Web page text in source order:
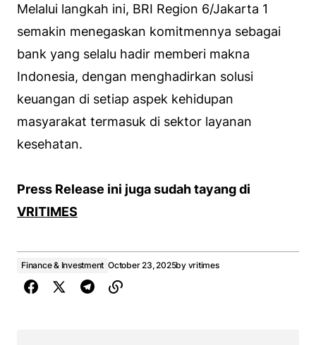
Melalui langkah ini, BRI Region 6/Jakarta 1
semakin menegaskan komitmennya sebagai
bank yang selalu hadir memberi makna
Indonesia, dengan menghadirkan solusi
keuangan di setiap aspek kehidupan
masyarakat termasuk di sektor layanan
kesehatan.
Press Release ini juga sudah tayang di
VRITIMES
Finance & Investment October 23, 2025by vritimes